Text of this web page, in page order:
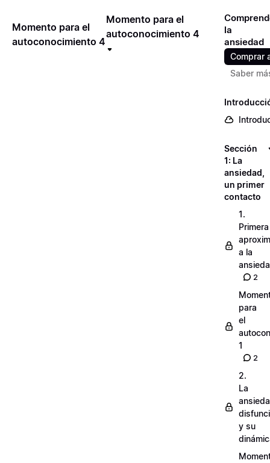
Momento para el
autoconocimiento 4
Momento para el
autoconocimiento 4
la
ansiedad
Comprar
Saber
Sección
1: La
ansiedad,
un primer
contacto
1.
Primera
a la
2
para
el
1
2
2.
La
y su